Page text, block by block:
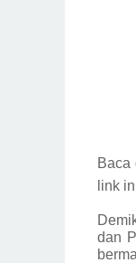
Baca
link
dan